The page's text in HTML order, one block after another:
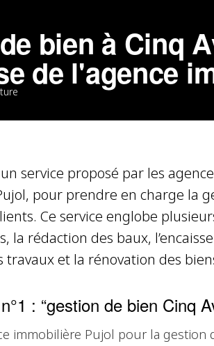
bien à Cinq
de l'agence
service proposé par les
pour prendre en charge la
Ce service englobe
la rédaction des baux,
travaux et la rénovation des
: “gestion de bien Cinq
immobilière Pujol pour la gestion